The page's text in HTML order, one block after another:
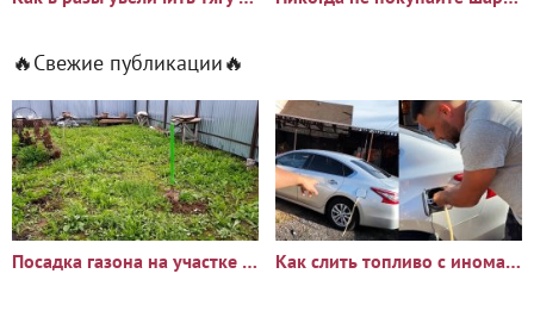
🔥Свежие публикации🔥
Посадка газона на участке с сорняками: опыт и результаты Как слить топливо с иномарки через горловину бака